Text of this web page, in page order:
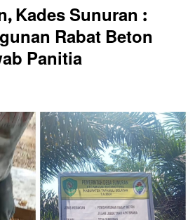
Kades Sunuran :
Rabat Beton
Panitia